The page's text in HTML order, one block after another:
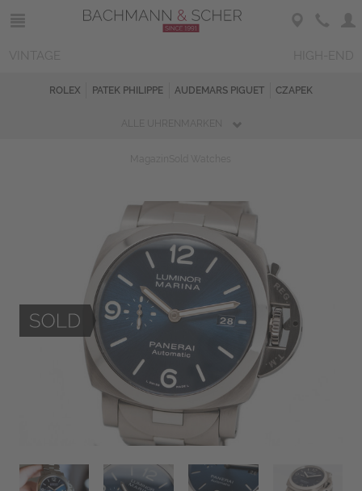
ROLEX PATEK PHILIPPE AUDEMARS PIGUET CZAPEK